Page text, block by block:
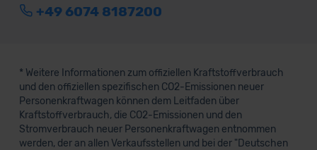
+49 6074 8187200
* Weitere Informationen zum offiziellen Kraftstoffverbrauch
und den offiziellen spezifischen CO2-Emissionen neuer
Personenkraftwagen können dem Leitfaden über
Kraftstoffverbrauch, die CO2-Emissionen und den
Stromverbrauch neuer Personenkraftwagen entnommen
werden, der an allen Verkaufsstellen und bei der "Deutschen